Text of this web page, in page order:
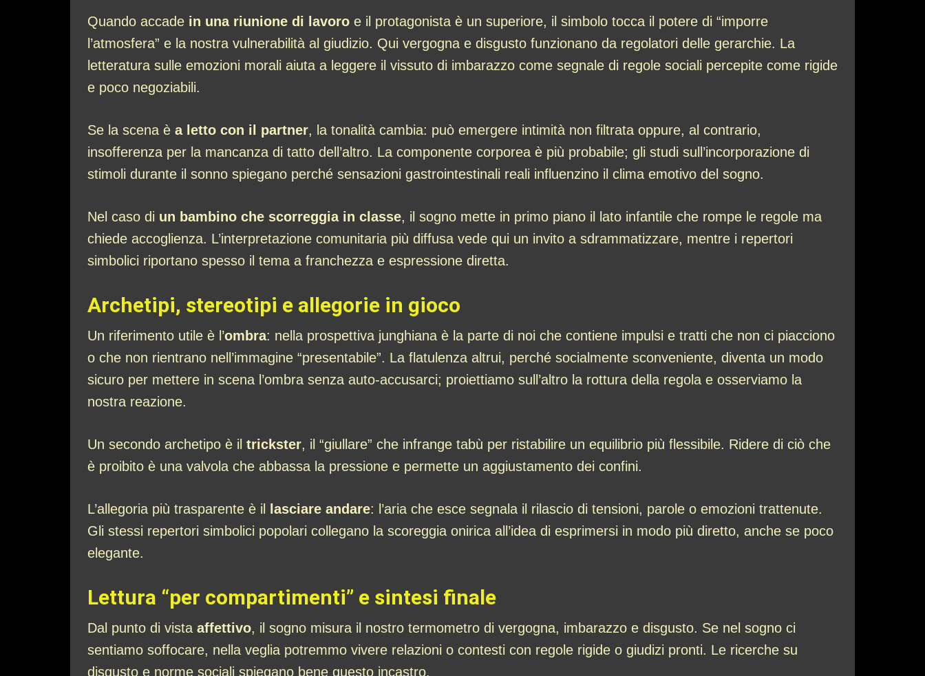
Quando accade in una riunione di lavoro e il protagonista è un superiore, il simbolo tocca il potere di “imporre
l’atmosfera” e la nostra vulnerabilità al giudizio. Qui vergogna e disgusto funzionano da regolatori delle gerarchie. La
letteratura sulle emozioni morali aiuta a leggere il vissuto di imbarazzo come segnale di regole sociali percepite come rigide
e poco negoziabili.
Se la scena è a letto con il partner, la tonalità cambia: può emergere intimità non filtrata oppure, al contrario,
insofferenza per la mancanza di tatto dell’altro. La componente corporea è più probabile; gli studi sull’incorporazione di
stimoli durante il sonno spiegano perché sensazioni gastrointestinali reali influenzino il clima emotivo del sogno.
Nel caso di un bambino che scorreggia in classe, il sogno mette in primo piano il lato infantile che rompe le regole ma
chiede accoglienza. L’interpretazione comunitaria più diffusa vede qui un invito a sdrammatizzare, mentre i repertori
simbolici riportano spesso il tema a franchezza e espressione diretta.
Archetipi, stereotipi e allegorie in gioco
Un riferimento utile è l’ombra: nella prospettiva junghiana è la parte di noi che contiene impulsi e tratti che non ci piacciono
o che non rientrano nell’immagine “presentabile”. La flatulenza altrui, perché socialmente sconveniente, diventa un modo
sicuro per mettere in scena l’ombra senza auto-accusarci; proiettiamo sull’altro la rottura della regola e osserviamo la
nostra reazione.
Un secondo archetipo è il trickster, il “giullare” che infrange tabù per ristabilire un equilibrio più flessibile. Ridere di ciò che
è proibito è una valvola che abbassa la pressione e permette un aggiustamento dei confini.
L’allegoria più trasparente è il lasciare andare: l’aria che esce segnala il rilascio di tensioni, parole o emozioni trattenute.
Gli stessi repertori simbolici popolari collegano la scoreggia onirica all’idea di esprimersi in modo più diretto, anche se poco
elegante.
Lettura “per compartimenti” e sintesi finale
Dal punto di vista affettivo, il sogno misura il nostro termometro di vergogna, imbarazzo e disgusto. Se nel sogno ci
sentiamo soffocare, nella veglia potremmo vivere relazioni o contesti con regole rigide o giudizi pronti. Le ricerche su
disgusto e norme sociali spiegano bene questo incastro.